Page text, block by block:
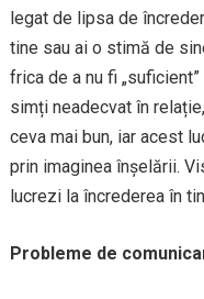
legat de lipsa de
tine sau ai o stimă de
frica de a nu fi
simți neadecvat în
ceva mai bun, iar acest
prin imaginea înșelării.
lucrezi la încrederea în
Probleme de